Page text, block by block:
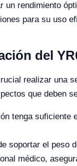
rendimiento
para su uso
del
realizar una
que deben
tenga
soportar el peso
médico,